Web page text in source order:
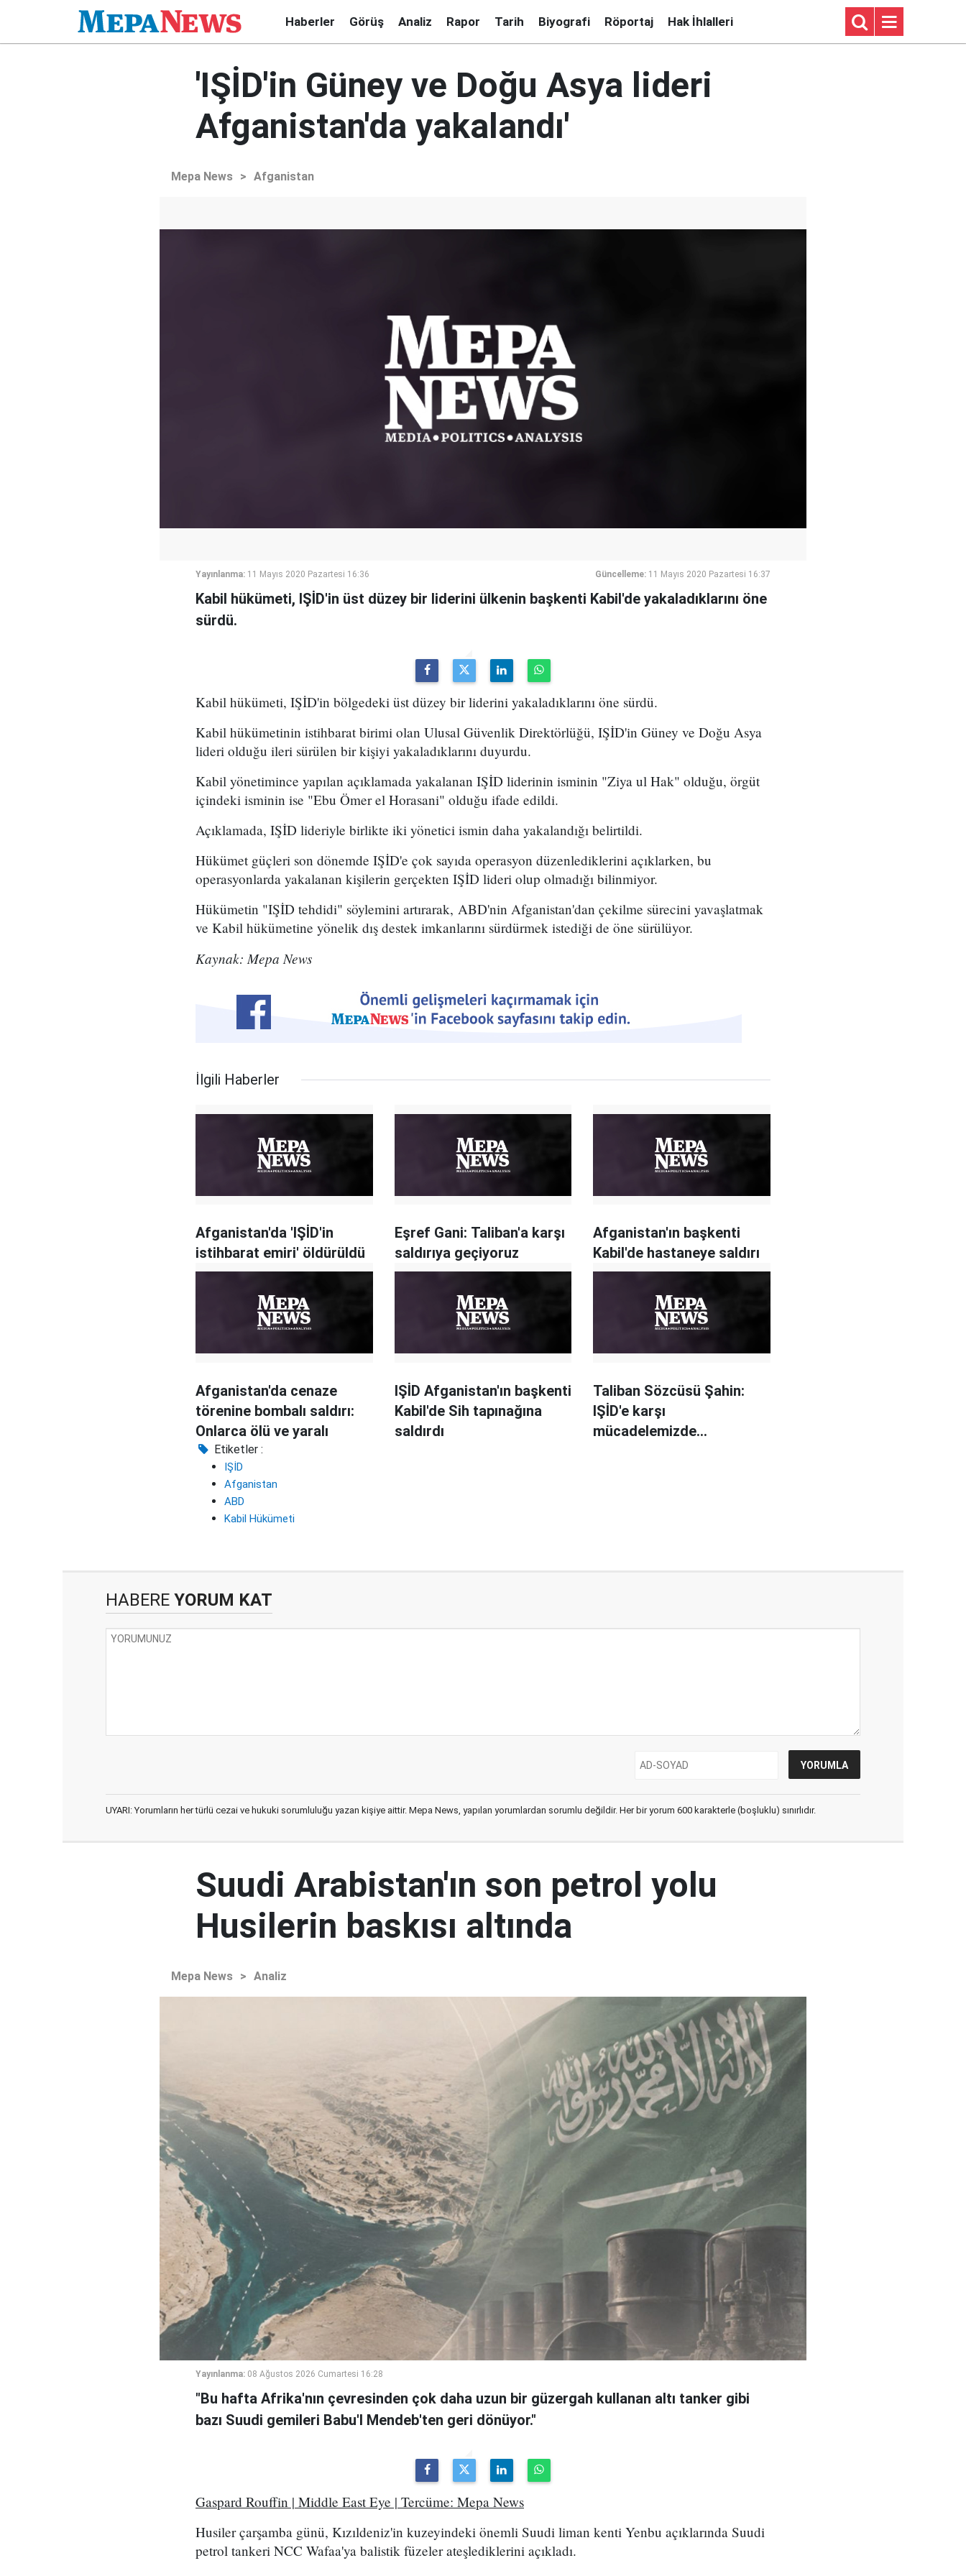
Haberler Görüş Analiz Rapor Tarih Biyografi Röportaj Hak İhlalleri
'IŞİD'in Güney ve Doğu Asya lideri
Afganistan'da yakalandı'
Mepa News > Afganistan
Yayınlanma: 11 Mayıs 2020 Pazartesi 16:36 Güncelleme: 11 Mayıs 2020 Pazartesi 16:37
Kabil hükümeti, IŞİD'in üst düzey bir liderini ülkenin başkenti Kabil'de yakaladıklarını öne
sürdü.
Kabil hükümeti, IŞİD'in bölgedeki üst düzey bir liderini yakaladıklarını öne sürdü.
Kabil hükümetinin istihbarat birimi olan Ulusal Güvenlik Direktörlüğü, IŞİD'in Güney ve Doğu Asya
lideri olduğu ileri sürülen bir kişiyi yakaladıklarını duyurdu.
Kabil yönetimince yapılan açıklamada yakalanan IŞİD liderinin isminin "Ziya ul Hak" olduğu, örgüt
içindeki isminin ise "Ebu Ömer el Horasani" olduğu ifade edildi.
Açıklamada, IŞİD lideriyle birlikte iki yönetici ismin daha yakalandığı belirtildi.
Hükümet güçleri son dönemde IŞİD'e çok sayıda operasyon düzenlediklerini açıklarken, bu
operasyonlarda yakalanan kişilerin gerçekten IŞİD lideri olup olmadığı bilinmiyor.
Hükümetin "IŞİD tehdidi" söylemini artırarak, ABD'nin Afganistan'dan çekilme sürecini yavaşlatmak
ve Kabil hükümetine yönelik dış destek imkanlarını sürdürmek istediği de öne sürülüyor.
Kaynak: Mepa News
İlgili Haberler
Afganistan'da 'IŞİD'in
istihbarat emiri' öldürüldü
Eşref Gani: Taliban'a karşı
saldırıya geçiyoruz
Afganistan'ın başkenti
Kabil'de hastaneye saldırı
Afganistan'da cenaze
törenine bombalı saldırı:
Onlarca ölü ve yaralı
IŞİD Afganistan'ın başkenti
Kabil'de Sih tapınağına
saldırdı
Taliban Sözcüsü Şahin:
IŞİD'e karşı
mücadelemizde
Etiketler :
IŞİD
Afganistan
ABD
Kabil Hükümeti
HABERE YORUM KAT
UYARI: Yorumların her türlü cezai ve hukuki sorumluluğu yazan kişiye aittir. Mepa News, yapılan yorumlardan sorumlu değildir. Her bir yorum 600 karakterle (boşluklu) sınırlıdır.
Suudi Arabistan'ın son petrol yolu
Husilerin baskısı altında
Mepa News > Analiz
Yayınlanma: 08 Ağustos 2026 Cumartesi 16:28
"Bu hafta Afrika'nın çevresinden çok daha uzun bir güzergah kullanan altı tanker gibi
bazı Suudi gemileri Babu'l Mendeb'ten geri dönüyor."
Gaspard Rouffin | Middle East Eye | Tercüme: Mepa News
Husiler çarşamba günü, Kızıldeniz'in kuzeyindeki önemli Suudi liman kenti Yenbu açıklarında Suudi
petrol tankeri NCC Wafaa'ya balistik füzeler ateşlediklerini açıkladı.